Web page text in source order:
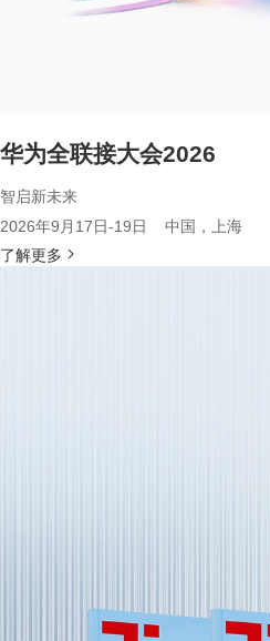
华为全联接大会2026
智启新未来
2026年9月17日-19日 中国，上海
了解更多